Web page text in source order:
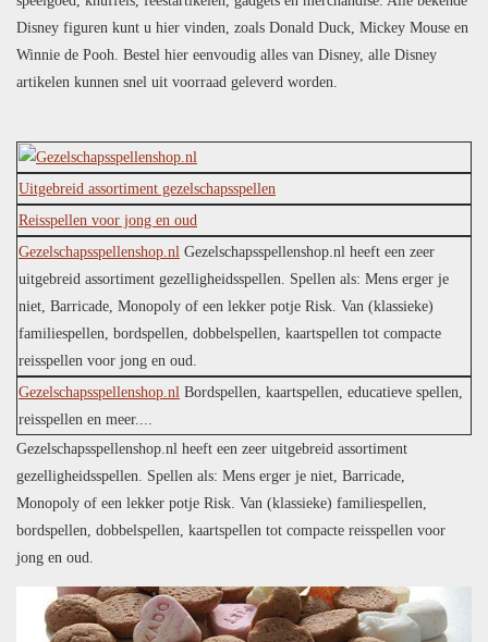
Disney figuren kunt u hier vinden, zoals Donald Duck, Mickey Mouse en
Winnie de Pooh. Bestel hier eenvoudig alles van Disney, alle Disney
artikelen kunnen snel uit voorraad geleverd worden.
Uitgebreid assortiment gezelschapsspellen
Reisspellen voor jong en oud
Gezelschapsspellenshop.nl Gezelschapsspellenshop.nl heeft een zeer
uitgebreid assortiment gezelligheidsspellen. Spellen als: Mens erger je
niet, Barricade, Monopoly of een lekker potje Risk. Van (klassieke)
familiespellen, bordspellen, dobbelspellen, kaartspellen tot compacte
reisspellen voor jong en oud.
Gezelschapsspellenshop.nl Bordspellen, kaartspellen, educatieve spellen,
reisspellen en meer....
Gezelschapsspellenshop.nl heeft een zeer uitgebreid assortiment
gezelligheidsspellen. Spellen als: Mens erger je niet, Barricade,
Monopoly of een lekker potje Risk. Van (klassieke) familiespellen,
bordspellen, dobbelspellen, kaartspellen tot compacte reisspellen voor
jong en oud.